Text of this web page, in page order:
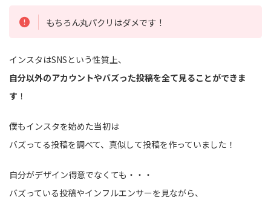
もちろん丸パクリはダメです！
インスタはSNSという性質上、
自分以外のアカウントやバズった投稿を全て見ることができま
す ！
僕もインスタを始めた当初は
バズってる投稿を調べて、真似して投稿を作っていました！
自分がデザイン得意でなくても・・・
バズっている投稿やインフルエンサーを見ながら、